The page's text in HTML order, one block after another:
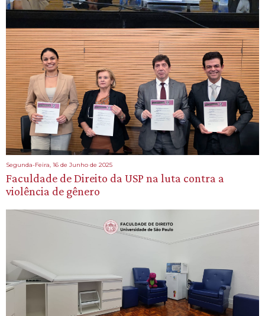
Segunda-Feira, 16 de Junho de 2025
Faculdade de Direito da USP na luta contra a
violência de gênero